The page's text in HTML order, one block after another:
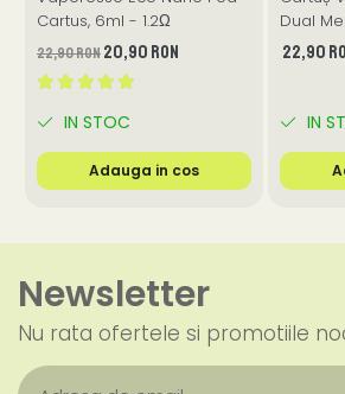
Cartus, 6ml - 1.2Ω
22,90 RON20,90 RON
IN STOC
Adauga in cos
Dual
22,90
IN
Newsletter
Nu rata ofertele si promotiile